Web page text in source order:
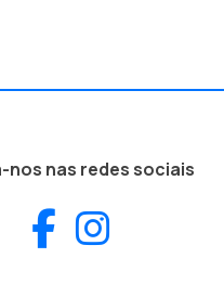
nos nas redes sociais
Facebook